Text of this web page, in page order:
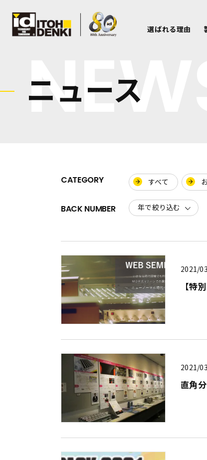
選ばれる理由
NEWS
ニュース
CATEGORY すべて
BACK NUMBER
2021/
【特
2021/
直角